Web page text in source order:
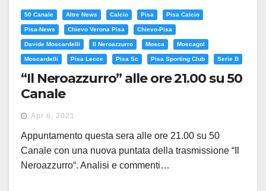
50 Canale Altre News Calcio Pisa Pisa Calcio
Pisa-News Chievo Verona Pisa Chievo-Pisa
Davide Moscardelli Il Neroazzurro Mosca Moscagol
Moscardelli Pisa Lecce Pisa Sc Pisa Sporting Club Serie B
“Il Neroazzurro” alle ore 21.00 su 50
Canale
Apr 6, 2021
Appuntamento questa sera alle ore 21.00 su 50
Canale con una nuova puntata della trasmissione “Il
Neroazzurro“. Analisi e commenti…